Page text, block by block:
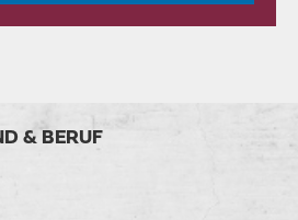
& BERUF